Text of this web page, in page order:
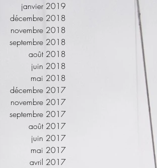
janvier 2019
décembre 2018
novembre 2018
septembre 2018
août 2018
juin 2018
mai 2018
décembre 2017
novembre 2017
septembre 2017
août 2017
juin 2017
mai 2017
avril 2017